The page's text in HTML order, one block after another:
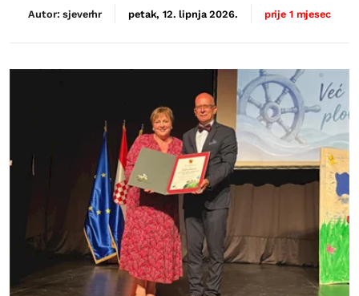
Autor: sjeverhr petak, 12. lipnja 2026. prije 1 mjesec